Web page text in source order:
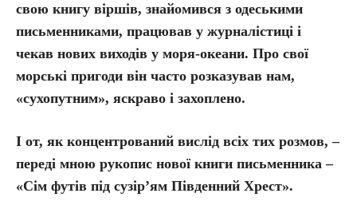
свою книгу віршів, знайомився з одеськими
письменниками, працював у журналістиці і
чекав нових виходів у моря-океани. Про свої
морські пригоди він часто розказував нам,
«сухопутним», яскраво і захоплено.
І от, як концентрований вислід всіх тих розмов, –
переді мною рукопис нової книги письменника –
«Сім футів під сузір’ям Південний Хрест».